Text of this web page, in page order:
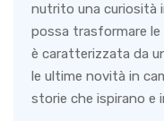
nutrito una curiosità
possa trasformare le
è caratterizzata da
le ultime novità in
storie che ispirano e